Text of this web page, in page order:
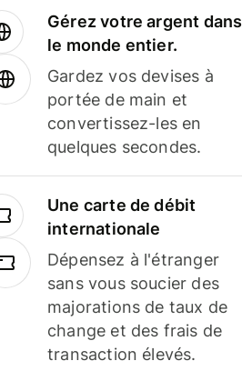
Gérez votre argent dans
le monde entier.
Gardez vos devises à
portée de main et
convertissez-les en
quelques secondes.
Une carte de débit
internationale
Dépensez à l'étranger
sans vous soucier des
majorations de taux de
change et des frais de
transaction élevés.